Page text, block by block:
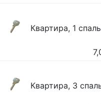
Квартира, 1
Квартира, 3